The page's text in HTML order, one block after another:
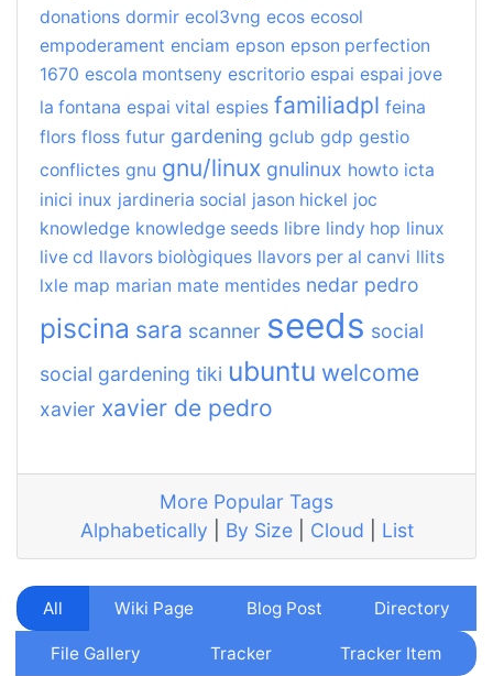
donations dormir ecol3vng ecos ecosol
empoderament enciam epson epson perfection
1670 escola montseny escritorio espai espai jove
la fontana espai vital espies familiadpl feina
flors floss futur gardening gclub gdp gestio
conflictes gnu gnu/linux gnulinux howto icta
inici inux jardineria social jason hickel joc
knowledge knowledge seeds libre lindy hop linux
live cd llavors biològiques llavors per al canvi llits
lxle map marian mate mentides nedar pedro
piscina sara scanner seeds social
social gardening tiki ubuntu welcome
xavier xavier de pedro
More Popular Tags
Alphabetically
By Size| Cloud List
All Wiki Page Blog Post Directory
File Gallery Tracker Tracker Item